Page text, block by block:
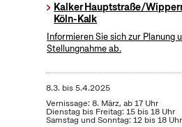
Kalker Hauptstraße/
Köln-Kalk
Informieren Sie sich zur Planung
Stellungnahme ab.
8.3. bis5.4.2025
Vernissage: 8. März, ab 17 Uhr
Dienstag bis Freitag: 15 bis 18 Uhr
Samstag und Sonntag: 12 bis 18 Uhr